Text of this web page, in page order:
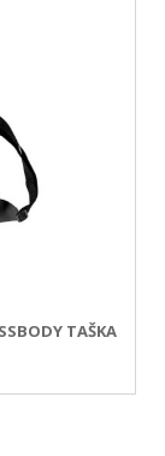
TAŠKA